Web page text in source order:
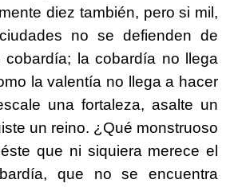
diez también, pero si mil,
no se defienden de
la cobardía no llega
la valentía no llega a hacer
una fortaleza, asalte un
un reino. ¿Qué monstruoso
que ni siquiera merece el
que no se encuentra